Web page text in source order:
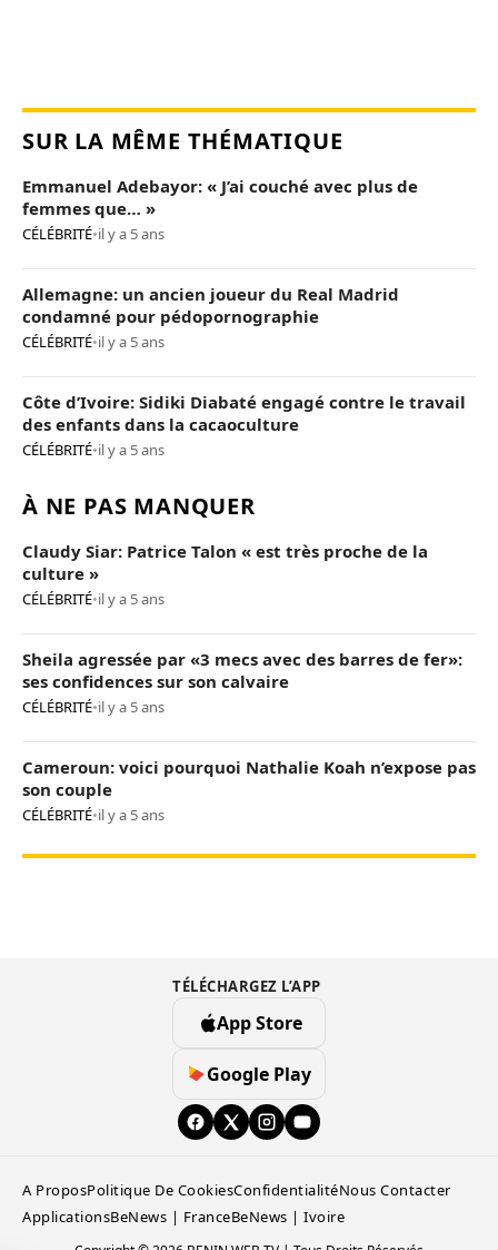
SUR LA MÊME THÉMATIQUE
Emmanuel Adebayor: « J’ai couché avec plus de
femmes que… »
CÉLÉBRITÉ•il y a 5 ans
Allemagne: un ancien joueur du Real Madrid
condamné pour pédopornographie
CÉLÉBRITÉ•il y a 5 ans
Côte d’Ivoire: Sidiki Diabaté engagé contre le travail
des enfants dans la cacaoculture
CÉLÉBRITÉ•il y a 5 ans
À NE PAS MANQUER
Claudy Siar: Patrice Talon « est très proche de la
culture »
CÉLÉBRITÉ•il y a 5 ans
Sheila agressée par «3 mecs avec des barres de fer»:
ses confidences sur son calvaire
CÉLÉBRITÉ•il y a 5 ans
Cameroun: voici pourquoi Nathalie Koah n’expose pas
son couple
CÉLÉBRITÉ•il y a 5 ans
TÉLÉCHARGEZ L’APP
App Store
Google Play
A ProposPolitique De CookiesConfidentialitéNous Contacter
ApplicationsBeNews | FranceBeNews | Ivoire